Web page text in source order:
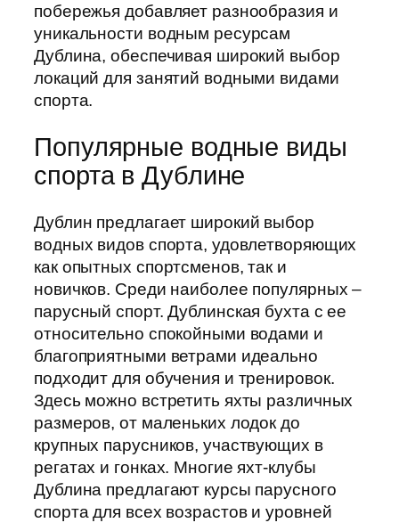
побережья добавляет разнообразия и
уникальности водным ресурсам
Дублина, обеспечивая широкий выбор
локаций для занятий водными видами
спорта.
Популярные водные виды
спорта в Дублинe
Дублин предлагает широкий выбор
водных видов спорта, удовлетворяющих
как опытных спортсменов, так и
новичков. Среди наиболее популярных –
парусный спорт. Дублинская бухта с ее
относительно спокойными водами и
благоприятными ветрами идеально
подходит для обучения и тренировок.
Здесь можно встретить яхты различных
размеров, от маленьких лодок до
крупных парусников, участвующих в
регатах и гонках. Многие яхт-клубы
Дублина предлагают курсы парусного
спорта для всех возрастов и уровней